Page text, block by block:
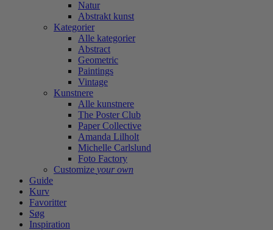
Natur
Abstrakt kunst
Kategorier
Alle kategorier
Abstract
Geometric
Paintings
Vintage
Kunstnere
Alle kunstnere
The Poster Club
Paper Collective
Amanda Lilholt
Michelle Carlslund
Foto Factory
Customize your own
Guide
Kurv
Favoritter
Søg
Inspiration